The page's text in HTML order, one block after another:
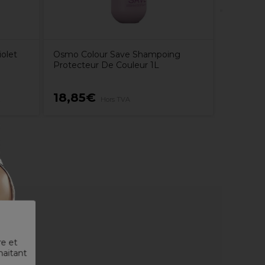
et
Osmo Colour Save Shampoing
Protecteur De Couleur 1L
18,85€